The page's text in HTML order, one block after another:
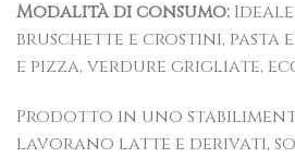
Modalità di consumo:
bruschette e crostini, pasta
e pizza, verdure grigliate,
Prodotto in uno
lavorano latte e derivati,